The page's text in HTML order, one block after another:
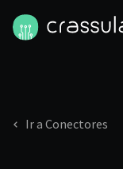
Ir a Conectores